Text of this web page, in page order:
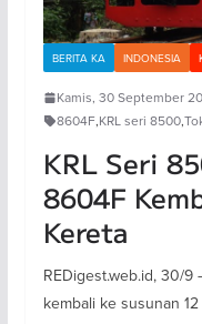
BERITA KA INDONESIA
Kamis, 30 September
8604F,KRL seri 8500,
KRL Seri
8604F
Kereta
REDigest.web.id, 30/
kembali ke susunan